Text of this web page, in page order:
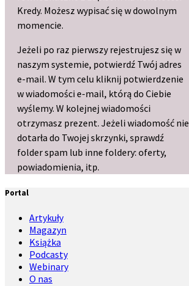
Kredy. Możesz wypisać się w dowolnym
momencie.
Jeżeli po raz pierwszy rejestrujesz się w
naszym systemie, potwierdź Twój adres
e-mail. W tym celu kliknij potwierdzenie
w wiadomości e-mail, którą do Ciebie
wyślemy. W kolejnej wiadomości
otrzymasz prezent. Jeżeli wiadomość nie
dotarła do Twojej skrzynki, sprawdź
folder spam lub inne foldery: oferty,
powiadomienia, itp.
Portal
Artykuły
Magazyn
Książka
Podcasty
Webinary
O nas